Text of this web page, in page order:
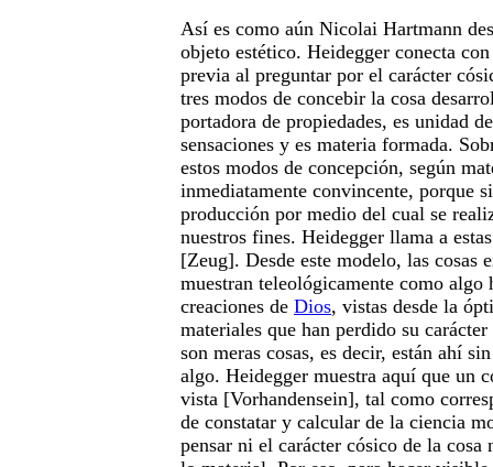
Así es como aún Nicolai Hartmann
objeto estético. Heidegger conecta
previa al preguntar por el carácter
tres modos de concebir la cosa
portadora de propiedades, es unidad
sensaciones y es materia formada.
estos modos de concepción, según
inmediatamente convincente, porque
producción por medio del cual se
nuestros fines. Heidegger llama a
[Zeug]. Desde este modelo, las cosas
muestran teleológicamente como algo
creaciones de Dios, vistas desde la
materiales que han perdido su
son meras cosas, es decir, están ahí
algo. Heidegger muestra aquí que un
vista [Vorhandensein], tal como
de constatar y calcular de la ciencia
pensar ni el carácter cósico de la